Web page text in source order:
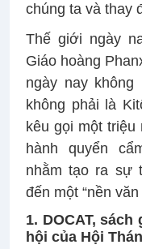
chúng ta và thay
Thế giới ngày
Giáo hoàng
ngày nay
không phải là
kêu gọi một
hành quyển
nhằm tạo ra sự
đến một “nền
1. DOCAT,
hội của Hội